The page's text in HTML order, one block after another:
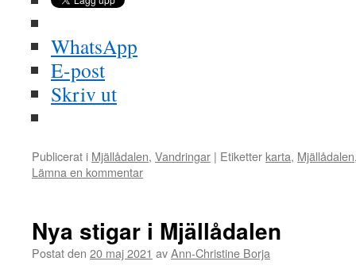
WhatsApp
E-post
Skriv ut
Publicerat i Mjällådalen, Vandringar | Etiketter karta, Mjällådalen
Lämna en kommentar
Nya stigar i Mjällådalen
Postat den 20 maj 2021 avAnn-Christine Borja